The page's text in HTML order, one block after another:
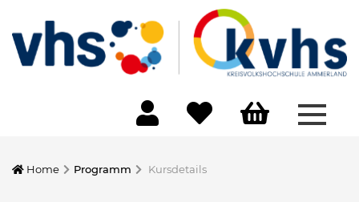
Home Programm Kursdetails